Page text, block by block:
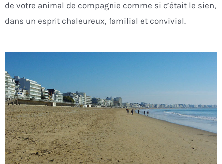
de votre animal de compagnie comme si c’était le sien,
dans un esprit chaleureux, familial et convivial.